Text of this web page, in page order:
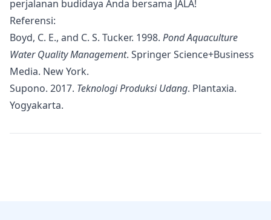
perjalanan budidaya Anda bersama JALA!
Referensi:
Boyd, C. E., and C. S. Tucker. 1998. Pond Aquaculture
Water Quality Management. Springer Science+Business
Media. New York.
Supono. 2017. Teknologi Produksi Udang. Plantaxia.
Yogyakarta.